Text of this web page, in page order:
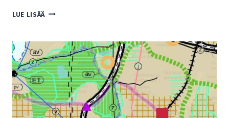
LUE LISÄÄ PUKINMÄEN
ASUKKAAT
KANNATTAVAT
RAIDEJOKERILLE
BUSSIJOKERIN
REITTIÄ